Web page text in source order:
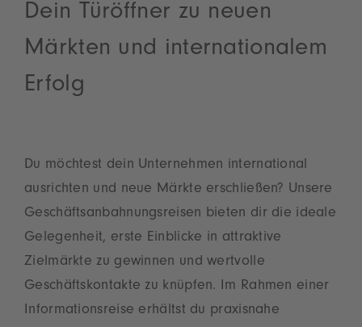
Dein Türöffner zu neuen
Märkten und internationalem
Erfolg
Du möchtest dein Unternehmen international
ausrichten und neue Märkte erschließen? Unsere
Geschäftsanbahnungsreisen bieten dir die ideale
Gelegenheit, erste Einblicke in attraktive
Zielmärkte zu gewinnen und wertvolle
Geschäftskontakte zu knüpfen. Im Rahmen einer
Informationsreise erhältst du praxisnahe